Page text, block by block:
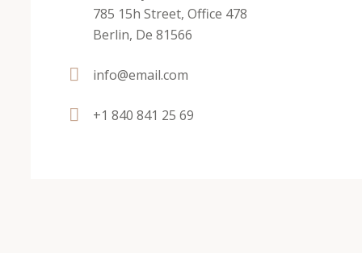
785 15h Street, Office 478
Berlin, De 81566
info@email.com
+1 840 841 25 69